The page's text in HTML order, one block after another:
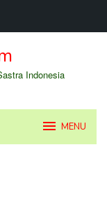
Indonesia
MENU